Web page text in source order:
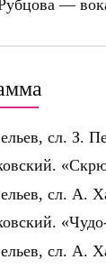
—
сл. З.
сл. А.
сл. А.